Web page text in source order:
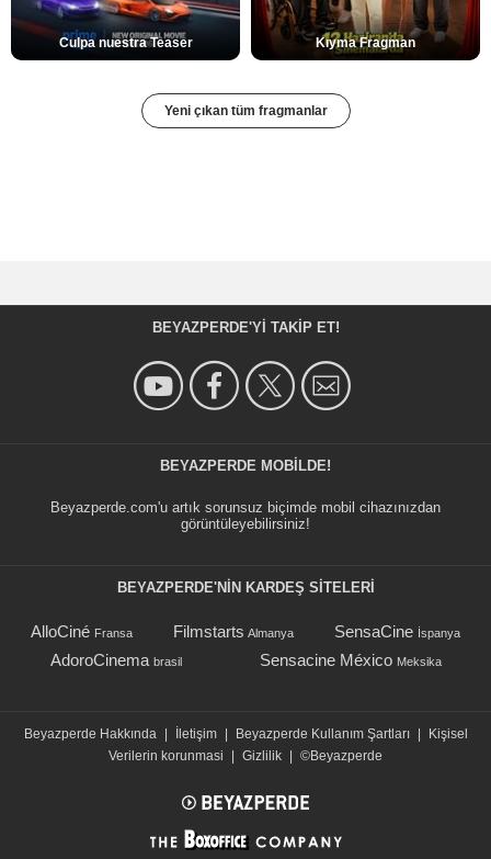
Culpa nuestra Teaser Kıyma Fragman
Yeni çıkan tüm fragmanlar
BEYAZPERDE'YI TAKIP ET!
BEYAZPERDE MOBILDE!
Beyazperde.com'u artık sorunsuz biçimde mobil cihazınızdan
görüntüleyebilirsiniz!
BEYAZPERDE'NIN KARDEŞ SİTELERİ
AlloCiné Fransa Filmstarts Almanya SensaCine İspanya
AdoroCinema brasil Sensacine México Meksika
Beyazperde Hakkında İletişim Beyazperde Kullanım Şartları
Kişisel
Verilerin korunmasi
Gizlilik ©Beyazperde